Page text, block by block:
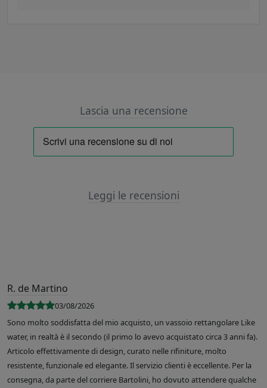
Lascia una recensione
Leggi le recensioni
R. de Martino
03/08/2026
Sono molto soddisfatta del mio acquisto, un vassoio rettangolare Like
water, in realtà è il secondo (il primo lo avevo acquistato circa 3 anni fa).
Articolo effettivamente di design, curato nelle rifiniture, molto
resistente, funzionale ed elegante. Il servizio clienti è eccellente. Per la
consegna, da parte del corriere Bartolini, ho dovuto attendere qualche